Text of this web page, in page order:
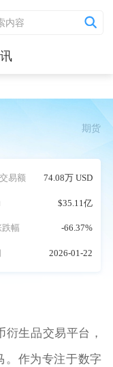
期货
易额 74.08万 USD
$35.11亿
幅 -66.37%
2026-01-22
生品交易平台，
。作为专注于数字